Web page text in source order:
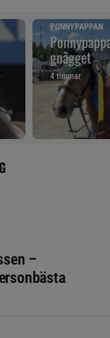
PONNYPAPPAN
gnägget
4 timmar
–